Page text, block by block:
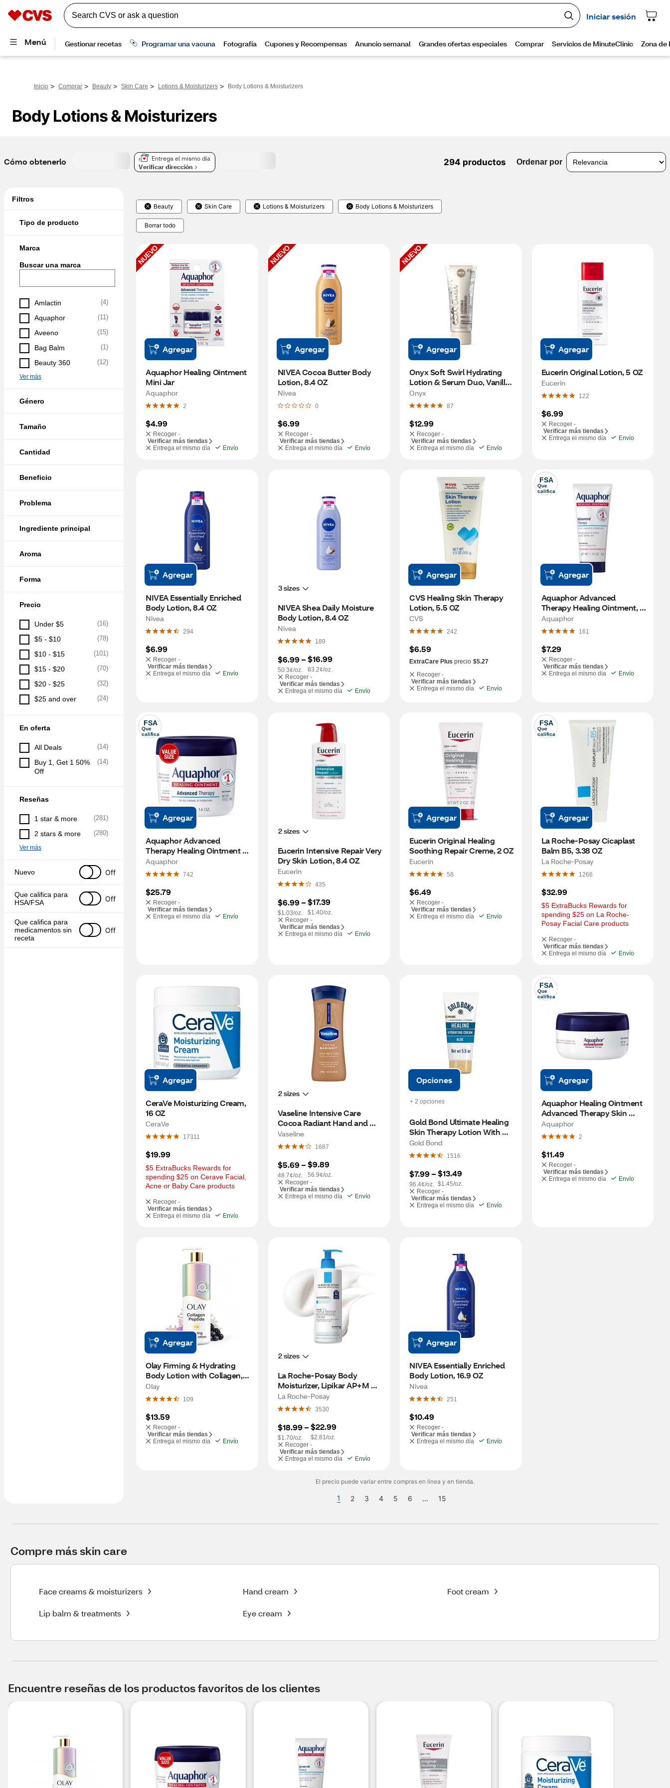
Inicio > Comprar > Beauty > Skin Care > Lotions & Moisturizers > Body Lotions & Moisturizers
Body Lotions & Moisturizers
Cómo obtenerlo
Entrega el mismo día
Verificar dirección
294 productos Ordenar por
Filtros
Tipo de producto
Marca
Buscar una marca
Amlactin (4)
Aquaphor (11)
Aveeno (15)
Bag Balm (1)
Beauty 360 (12)
Ver más
Género
Tamaño
Cantidad
Beneficio
Problema
Ingrediente principal
Aroma
Forma
Precio
Under $5 (16)
$5 - $10 (78)
$10 - $15 (101)
$15 - $20 (70)
$20 - $25 (32)
$25 and over (24)
En oferta
All Deals (14)
Buy 1, Get 1 50%
Off
(14)
Reseñas
1 star & more (281)
2 stars & more (280)
Ver más
Nuevo Off
Que califica para
HSA/FSA
Off
Que califica para
medicamentos sin
receta
Off
Beauty Skin Care Lotions & Moisturizers Body Lotions & Moisturizers
Borrar todo
NUEVO
Agregar
Aquaphor Healing Ointment
Mini Jar
Aquaphor
2
$4.99
Recoger -
Verificar más tiendas
Entrega el mismo día
Envío
NUEVO
Agregar
NIVEA Cocoa Butter Body
Lotion, 8.4 OZ
Nivea
0
$6.99
Recoger -
Verificar más tiendas
Entrega el mismo día
Envío
NUEVO
Agregar
Onyx Soft Swirl Hydrating
Lotion & Serum Duo, Vanilla
Bean & Marshmellow, 7 OZ
Onyx
87
$12.99
Recoger -
Verificar más tiendas
Entrega el mismo día
Envío
Agregar
Eucerin Original Lotion, 5 OZ
Eucerin
122
$6.99
Recoger -
Verificar más tiendas
Entrega el mismo día
Envío
Agregar
NIVEA Essentially Enriched
Body Lotion, 8.4 OZ
Nivea
294
$6.99
Recoger -
Verificar más tiendas
Entrega el mismo día
Envío
3 sizes
NIVEA Shea Daily Moisture
Body Lotion, 8.4 OZ
Nivea
189
$6.99 –
50.3¢/oz.
$16.99
83.2¢/oz.
Recoger -
Verificar más tiendas
Entrega el mismo día
Envío
Agregar
CVS Healing Skin Therapy
Lotion, 5.5 OZ
CVS
242
$6.59
ExtraCare Plus precio $5.27
Recoger -
Verificar más tiendas
Entrega el mismo día
Envío
FSA
Que
califica
Agregar
Aquaphor Advanced
Therapy Healing Ointment,
10.5 OZ
Aquaphor
161
$7.29
Recoger -
Verificar más tiendas
Entrega el mismo día
Envío
FSA
Que
califica
Agregar
Aquaphor Advanced
Therapy Healing Ointment
Tube with Touch-Free
Applicator, 14 OZ
Aquaphor
742
$25.79
Recoger -
Verificar más tiendas
Entrega el mismo día
Envío
2 sizes
Eucerin Intensive Repair Very
Dry Skin Lotion, 8.4 OZ
Eucerin
435
$6.99 –
$1.03/oz.
$17.39
$1.40/oz.
Recoger -
Verificar más tiendas
Entrega el mismo día
Envío
Agregar
Eucerin Original Healing
Soothing Repair Creme, 2 OZ
Eucerin
58
$6.49
Recoger -
Verificar más tiendas
Entrega el mismo día
Envío
FSA
Que
califica
Agregar
La Roche-Posay Cicaplast
Balm B5, 3.38 OZ
La Roche-Posay
1266
$32.99
$5 ExtraBucks Rewards for
spending $25 on La Roche-
Posay Facial Care products
Recoger -
Verificar más tiendas
Entrega el mismo día
Envío
Agregar
CeraVe Moisturizing Cream,
16 OZ
CeraVe
17311
$19.99
$5 ExtraBucks Rewards for
spending $25 on Cerave Facial,
Acne or Baby Care products
Recoger -
Verificar más tiendas
Entrega el mismo día
Envío
2 sizes
Vaseline Intensive Care
Cocoa Radiant Hand and
Body Lotion, 10 OZ
Vaseline
1687
$5.69 –
48.7¢/oz.
$9.89
56.9¢/oz.
Recoger -
Verificar más tiendas
Entrega el mismo día
Envío
+ 2 opciones
Opciones
Gold Bond Ultimate Healing
Skin Therapy Lotion With
Aloe, Non-Greasy &
Hypoallergenic, 5.5 OZ
Gold Bond
1516
$7.99 –
96.4¢/oz.
$13.49
$1.45/oz.
Recoger -
Verificar más tiendas
Entrega el mismo día
Envío
FSA
Que
califica
Agregar
Aquaphor Healing Ointment
Advanced Therapy Skin
Protectant
Aquaphor
2
$11.49
Recoger -
Verificar más tiendas
Entrega el mismo día
Envío
Agregar
Olay Firming & Hydrating
Body Lotion with Collagen,
17 OZ
Olay
109
$13.59
Recoger -
Verificar más tiendas
Entrega el mismo día
Envío
2 sizes
La Roche-Posay Body
Moisturizer, Lipikar AP+M
Triple Repair for Dry Skin
with Niacinamide, 13.4 OZ
La Roche-Posay
3530
$18.99 –
$1.70/oz.
$22.99
$2.81/oz.
Recoger -
Verificar más tiendas
Entrega el mismo día
Envío
Agregar
NIVEA Essentially Enriched
Body Lotion, 16.9 OZ
Nivea
251
$10.49
Recoger -
Verificar más tiendas
Entrega el mismo día
Envío
El precio puede variar entre compras en línea y en tienda.
1 2 3 4 5 6 ... 15
Compre más skin care
Face creams & moisturizers Hand cream Foot cream
Lip balm & treatments Eye cream
Encuentre reseñas de los productos favoritos de los clientes